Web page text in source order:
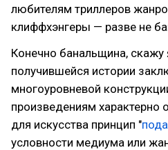
любителям триллеров
клиффхэнгеры — разве не
Конечно банальщина, скажу
получившейся истории
многоуровневой
произведениям характерно
для искусства принцип "
условности медиума или